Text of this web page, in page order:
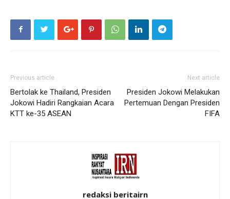
Previous article
Bertolak ke Thailand, Presiden
Jokowi Hadiri Rangkaian Acara
KTT ke-35 ASEAN
Next article
Presiden Jokowi Melakukan
Pertemuan Dengan Presiden
FIFA
redaksi beritairn